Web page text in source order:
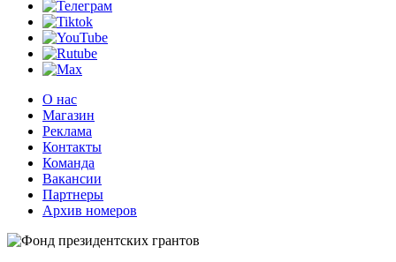
О нас
Магазин
Реклама
Контакты
Команда
Вакансии
Партнеры
Архив номеров